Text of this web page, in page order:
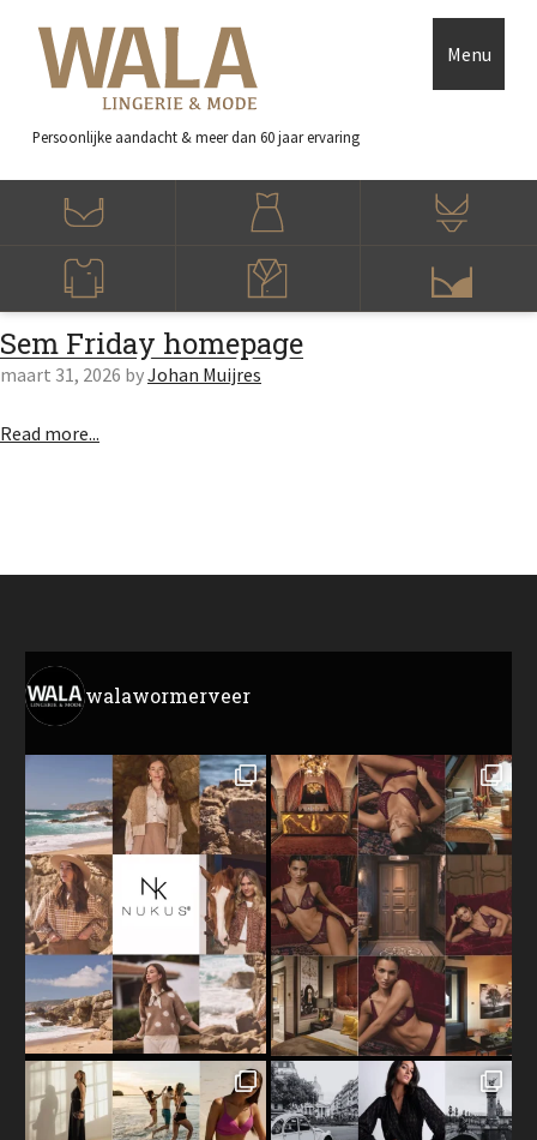
Persoonlijke aandacht & meer dan 60 jaar ervaring
Menu
Sem Friday homepage
maart 31, 2026 byJohan Muijres
Read more...
walawormerveer